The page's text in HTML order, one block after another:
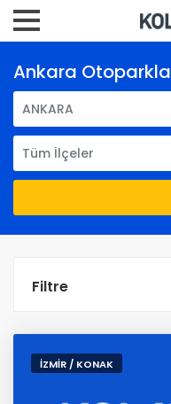
Ankara
ANKARA
Tüm İlçeler
Filtre
İZMİR / KONAK